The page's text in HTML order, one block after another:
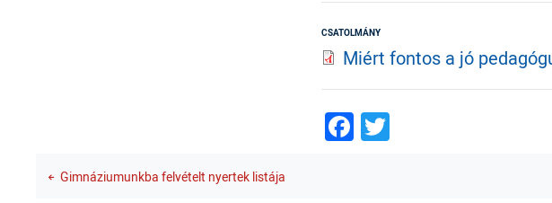
CSATOLMÁNY
Miért fontos a jó
Facebook
Gimnáziumunkba felvételt nyertek listája